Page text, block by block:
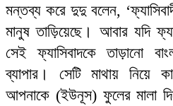
মন্তব্য করে দুদু বলেন,
মানুষ তাড়িয়েছে। আবার যদি
সেই ফ্যাসিবাদকে তাড়ানো
ব্যাপার। সেটি মাথায় নিয়ে
আপনাকে (ইউনূস) ফুলের মালা